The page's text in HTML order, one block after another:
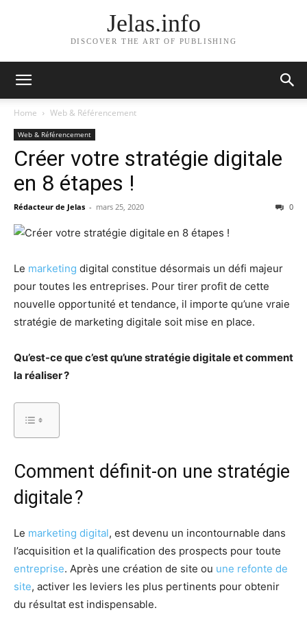
Jelas.info
DISCOVER THE ART OF PUBLISHING
Home Web & Référencement
Web & Référencement
Créer votre stratégie digitale
en 8 étapes !
Rédacteur de Jelas - mars 25, 2020 0
Le marketing digital constitue désormais un défi majeur
pour toutes les entreprises. Pour tirer profit de cette
nouvelle opportunité et tendance, il importe qu’une vraie
stratégie de marketing digitale soit mise en place.
Qu’est-ce que c’est qu’une stratégie digitale et comment
la réaliser ?
Comment définit-on une stratégie
digitale ?
Le marketing digital, est devenu un incontournable dans
l’acquisition et la qualification des prospects pour toute
entreprise. Après une création de site ou une refonte de
site, activer les leviers les plus pertinents pour obtenir
du résultat est indispensable.